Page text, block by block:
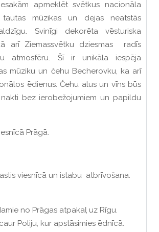
apmeklēt svētkus nacionāla
tautas mūzikas un dejas neatstās
Svinīgi dekorēta vēsturiska
arī Ziemassvētku dziesmas radīs
atmosfēru. Šī ir unikāla iespēja
mūziku un čehu Becherovku, ka arī
ēdienus. Čehu alus un vīns būs
bez ierobežojumiem un papildu
Prāgā.
viesnīcā un istabu atbrīvošana.
no Prāgas atpakaļ uz Rīgu.
Poliju, kur apstāsimies ēdnīcā.